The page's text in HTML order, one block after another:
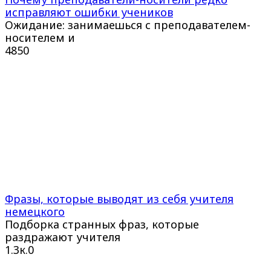
исправляют ошибки учеников
Ожидание: занимаешься с преподавателем-
носителем и
4850
Фразы, которые выводят из себя учителя
немецкого
Подборка странных фраз, которые
раздражают учителя
1.3к.0